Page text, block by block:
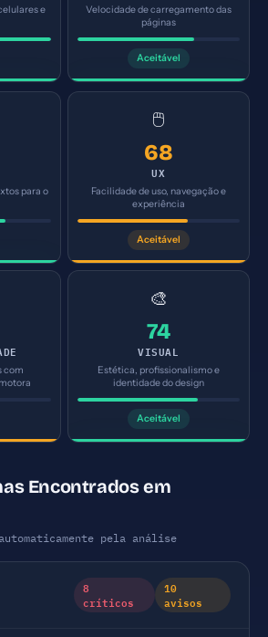
e
Velocidade de carregamento das
páginas
Aceitável
para o
🖱️
68
UX
Facilidade de uso, navegação e
experiência
Aceitável
com
🎨
74
VISUAL
Estética, profissionalismo e
identidade do design
Aceitável
Encontrados em
pela análise
8
críticos
10
avisos